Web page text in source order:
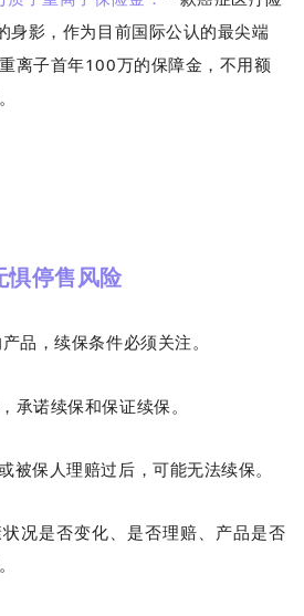
身影，作为目前国际公认的最尖端
离子首年100万的保障金，不用额
惧停售风险
品，续保条件必须关注。
承诺续保和保证续保。
保人理赔过后，可能无法续保。
况是否变化、是否理赔、产品是否